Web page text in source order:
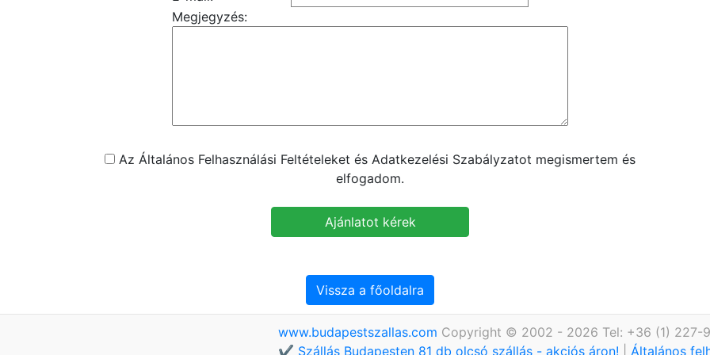
Megjegyzés:
Az Általános Felhasználási Feltételeket és Adatkezelési Szabályzatot megismertem és
elfogadom.
Vissza a főoldalra
www.budapestszallas.com Copyright © 2002 - 2026 Tel: +36 (1) 227-
✔️ Szállás Budapesten 81 db olcsó szállás - akciós áron!
Általános